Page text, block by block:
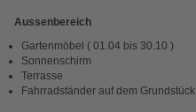
Aussenbereich
Gartenmöbel ( 01.04 bis 30.10 )
Sonnenschirm
Terrasse
Fahrradständer auf dem Grundstück